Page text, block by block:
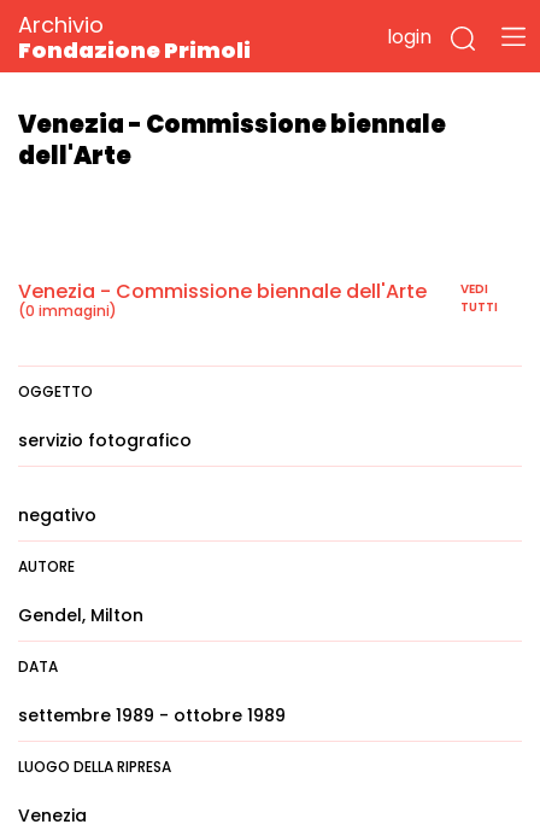
Archivio
Fondazione Primoli
login
Venezia - Commissione biennale
dell'Arte
Venezia - Commissione biennale dell'Arte
(0 immagini)
VEDI
TUTTI
OGGETTO
servizio fotografico
negativo
AUTORE
Gendel, Milton
DATA
settembre 1989 - ottobre 1989
LUOGO DELLA RIPRESA
Venezia